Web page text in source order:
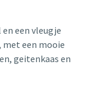
een vleugje
met een mooie
geitenkaas en